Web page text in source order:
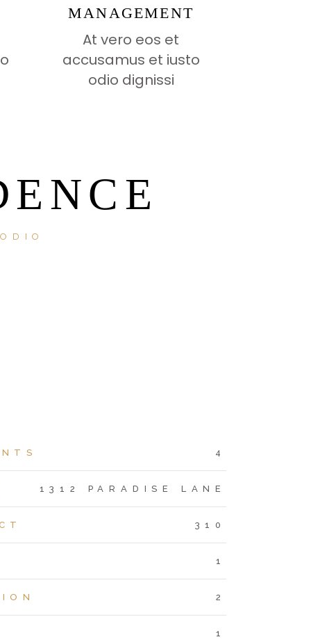
MANAGEMENT
At vero eos et
accusamus et iusto
odio dignissi
4
1312 PARADISE LANE
310
1
2
1